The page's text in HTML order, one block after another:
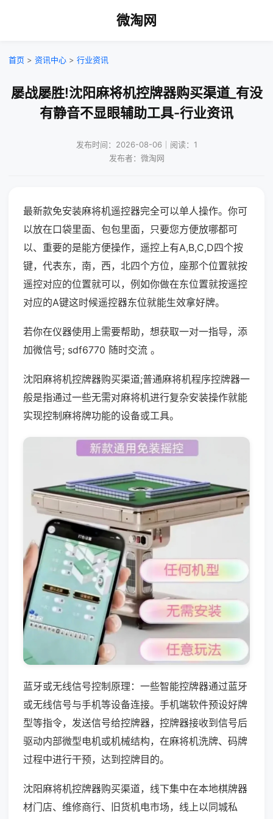
微淘网
首页 > 资讯中心 > 行业资讯
屡战屡胜!沈阳麻将机控牌器购买渠道_有没
有静音不显眼辅助工具-行业资讯
发布时间：2026-08-06｜阅读：1
发布者：微淘网
最新款免安装麻将机遥控器完全可以单人操作。你可
以放在口袋里面、包包里面，只要您方便放哪都可
以、重要的是能方便操作，遥控上有A,B,C,D四个按
键，代表东，南，西，北四个方位，座那个位置就按
遥控对应的位置就可以，例如你做在东位置就按遥控
对应的A键这时候遥控器东位就能生效拿好牌。
若你在仪器使用上需要帮助，想获取一对一指导，添
加微信号; sdf6770 随时交流 。
沈阳麻将机控牌器购买渠道;普通麻将机程序控牌器一
般是指通过一些无需对麻将机进行复杂安装操作就能
实现控制麻将牌功能的设备或工具。
蓝牙或无线信号控制原理：一些智能控牌器通过蓝牙
或无线信号与手机等设备连接。手机端软件预设好牌
型等指令，发送信号给控牌器，控牌器接收到信号后
驱动内部微型电机或机械结构，在麻将机洗牌、码牌
过程中进行干预，达到控牌目的。
沈阳麻将机控牌器购买渠道，线下集中在本地棋牌器
材门店、维修商行、旧货机电市场，线上以同城私